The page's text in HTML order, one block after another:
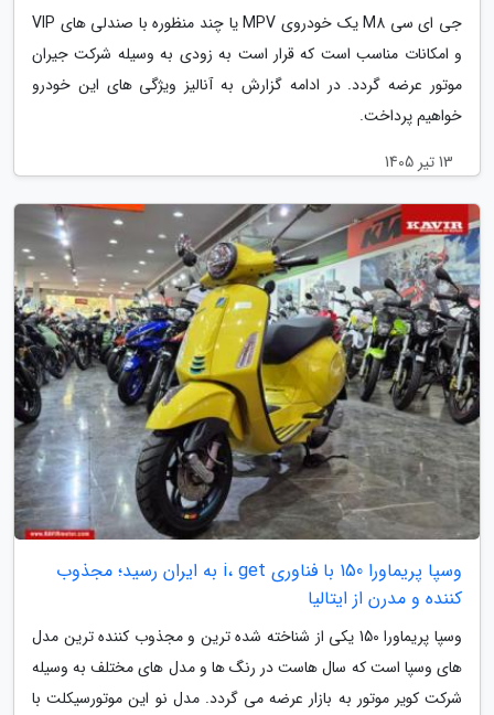
جی ای سی M8 یک خودروی MPV یا چند منظوره با صندلی های VIP
و امکانات مناسب است که قرار است به زودی به وسیله شرکت جیران
موتور عرضه گردد. در ادامه گزارش به آنالیز ویژگی های این خودرو
خواهیم پرداخت.
13 تیر 1405
وسپا پریماورا 150 با فناوری i، get به ایران رسید؛ مجذوب
کننده و مدرن از ایتالیا
وسپا پریماورا 150 یکی از شناخته شده ترین و مجذوب کننده ترین مدل
های وسپا است که سال هاست در رنگ ها و مدل های مختلف به وسیله
شرکت کویر موتور به بازار عرضه می گردد. مدل نو این موتورسیکلت با